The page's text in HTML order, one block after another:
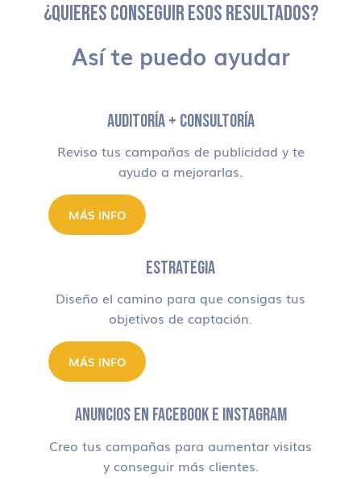
¿QUIERES CONSEGUIR ESOS RESULTADOS?
Así te puedo ayudar
AUDITORÍA + CONSULTORÍA
Reviso tus campañas de publicidad y te
ayudo a mejorarlas.
MÁS INFO
ESTRATEGIA
Diseño el camino para que consigas tus
objetivos de captación.
MÁS INFO
ANUNCIOS EN FACEBOOK E INSTAGRAM
Creo tus campañas para aumentar visitas
y conseguir más clientes.